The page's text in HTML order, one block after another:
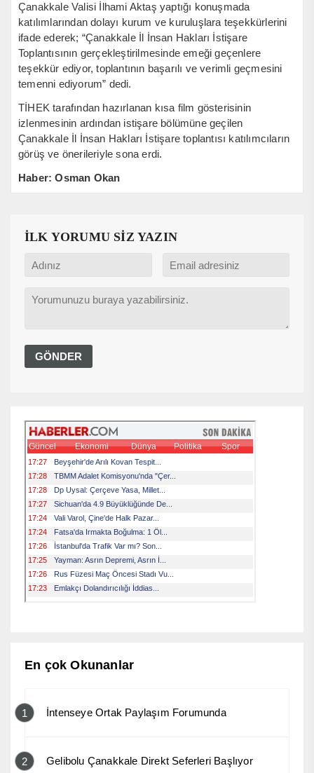
Çanakkale Valisi İlhami Aktaş yaptığı konuşmada
katılımlarından dolayı kurum ve kuruluşlara teşekkürlerini
ifade ederek; “Çanakkale İl İnsan Hakları İstişare
Toplantısının gerçekleştirilmesinde emeği geçenlere
teşekkür ediyor, toplantının başarılı ve verimli geçmesini
temenni ediyorum” dedi.
TİHEK tarafından hazırlanan kısa film gösterisinin
izlenmesinin ardından istişare bölümüne geçilen
Çanakkale İl İnsan Hakları İstişare toplantısı katılımcıların
görüş ve önerileriyle sona erdi.
Haber: Osman Okan
İLK YORUMU SİZ YAZIN
En çok Okunanlar
1 İntenseye Ortak Paylaşım Forumunda
2 Gelibolu Çanakkale Direkt Seferleri Başlıyor